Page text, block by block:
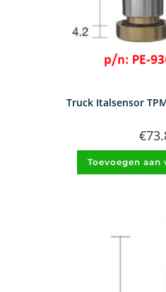
Truck Italsensor
€
Toevoegen